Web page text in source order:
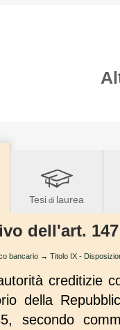
Tesi di laurea
dell'art.
bancario → Titolo IX -
creditizie
della
secondo